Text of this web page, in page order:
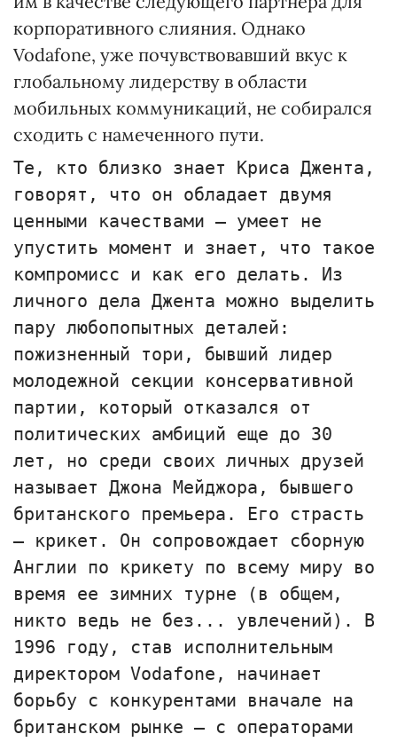
корпоративного слияния. Однако
Vodafone, уже почувствовавший вкус к
глобальному лидерству в области
мобильных коммуникаций, не собирался
сходить с намеченного пути.
Те, кто близко знает Криса Джента,
говорят, что он обладает двумя
ценными качествами — умеет не
упустить момент и знает, что такое
компромисс и как его делать. Из
личного дела Джента можно выделить
пару любопопытных деталей:
пожизненный тори, бывший лидер
молодежной секции консервативной
партии, который отказался от
политических амбиций еще до 30
лет, но среди своих личных друзей
называет Джона Мейджора, бывшего
британского премьера. Его страсть
— крикет. Он сопровождает сборную
Англии по крикету по всему миру во
время ее зимних турне (в общем,
никто ведь не без... увлечений). В
1996 году, став исполнительным
директором Vodafone, начинает
борьбу с конкурентами вначале на
британском рынке — с операторами